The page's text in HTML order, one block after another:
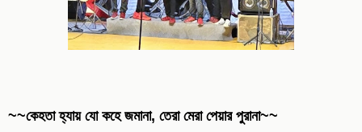
~~কেহতা হ্যায় যো কহে জমানা, তেরা মেরা পেয়ার পুরানা~~